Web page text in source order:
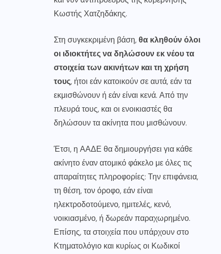
Κωστής Χατζηδάκης.
Στη συγκεκριμένη βάση,θα κληθούν όλοι
οι ιδιοκτήτες να δηλώσουν εκ νέου τα
στοιχεία των ακινήτων και τη χρήση
τους, ήτοι εάν κατοικούν σε αυτά, εάν τα
εκμισθώνουν ή εάν είναι κενά. Από την
πλευρά τους, και οι ενοικιαστές θα
δηλώσουν τα ακίνητα που μισθώνουν.
Έτσι, η ΑΑΔΕ θα δημιουργήσει για κάθε
ακίνητο έναν ατομικό φάκελο με όλες τις
απαραίτητες πληροφορίες: Την επιφάνεια,
τη θέση, τον όροφο, εάν είναι
ηλεκτροδοτούμενο, ημιτελές, κενό,
νοικιασμένο, ή δωρεάν παραχωρημένο.
Επίσης, τα στοιχεία που υπάρχουν στο
Κτηματολόγιο και κυρίως οι Κωδικοί